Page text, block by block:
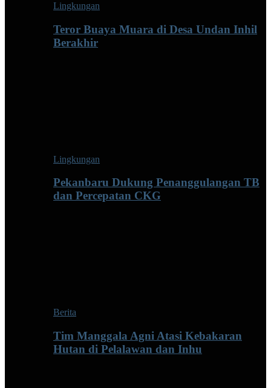
Lingkungan
Teror Buaya Muara di Desa Undan Inhil
Berakhir
Lingkungan
Pekanbaru Dukung Penanggulangan TB
dan Percepatan CKG
Berita
Tim Manggala Agni Atasi Kebakaran
Hutan di Pelalawan dan Inhu